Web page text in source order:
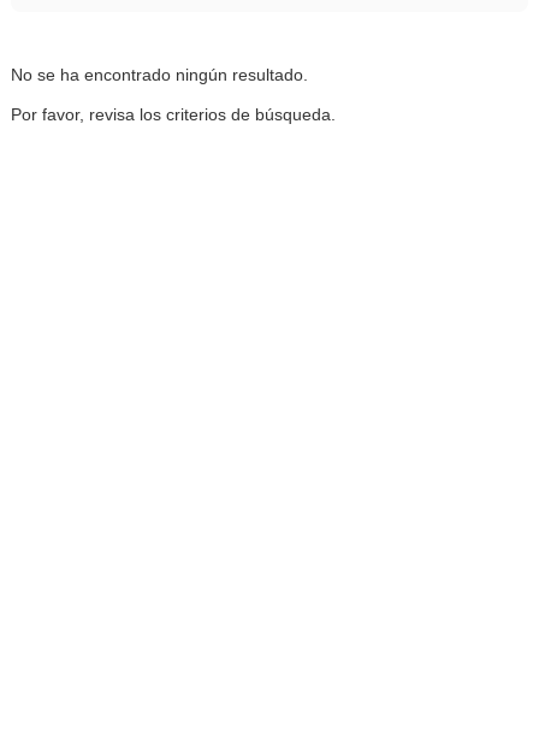
No se ha encontrado ningún resultado.
Por favor, revisa los criterios de búsqueda.